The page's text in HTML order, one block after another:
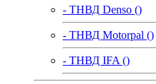
- ТНВД Denso ()
- ТНВД Motorpal ()
- ТНВД IFA ()